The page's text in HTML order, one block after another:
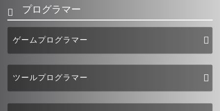
プログラマー
ゲームプログラマー
ツールプログラマー